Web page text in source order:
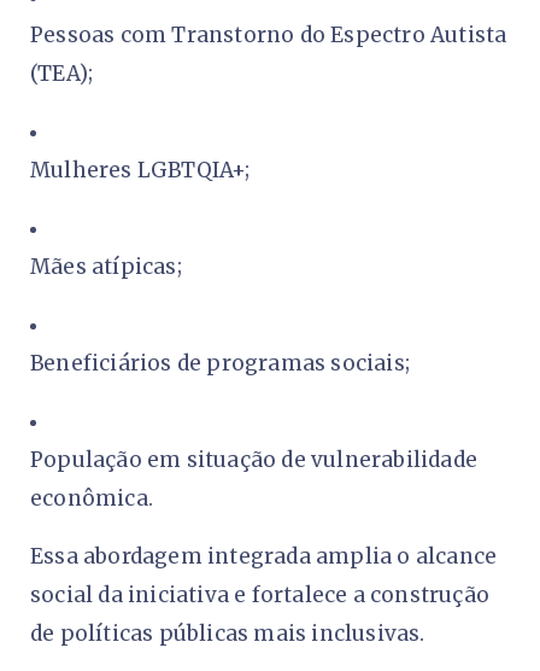
Pessoas com Transtorno do Espectro Autista
(TEA);
Mulheres LGBTQIA+;
Mães atípicas;
Beneficiários de programas sociais;
População em situação de vulnerabilidade
econômica.
Essa abordagem integrada amplia o alcance
social da iniciativa e fortalece a construção
de políticas públicas mais inclusivas.